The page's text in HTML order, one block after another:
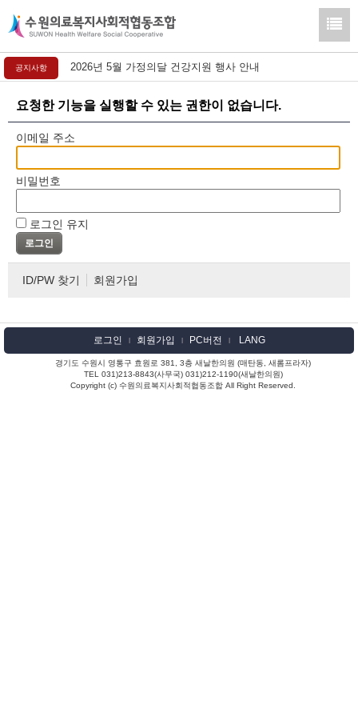
공지사항 2026년 5월 가정의달 건강지원 행사 안내
요청한 기능을 실행할 수 있는 권한이 없습니다.
이메일 주소
비밀번호
로그인 유지
ID/PW 찾기 회원가입
로그인 l 회원가입 l PC버전 l LANG
경기도 수원시 영통구 효원로 381, 3층 새날한의원 (매탄동, 새롬프라자)
TEL 031)213-8843(사무국) 031)212-1190(새날한의원)
Copyright (c) 수원의료복지사회적협동조합 All Right Reserved.